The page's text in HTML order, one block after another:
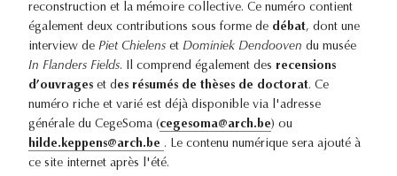
reconstruction et la mémoire collective. Ce numéro contient
également deux contributions sous forme de débat, dont une
interview de Piet Chielens et Dominiek Dendooven du musée
In Flanders Fields. Il comprend également des recensions
d’ouvrages et des résumés de thèses de doctorat. Ce
numéro riche et varié est déjà disponible via l'adresse
générale du CegeSoma (cegesoma@arch.be) ou
hilde.keppens@arch.be . Le contenu numérique sera ajouté à
ce site internet après l'été.